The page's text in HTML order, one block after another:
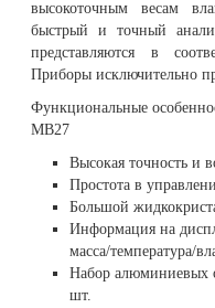
высокоточным весам
быстрый и точный
представляются в
Приборы исключительно
Функциональные
MB27
Высокая точность и
Простота в
Большой
Информация на
масса/температура/
Набор алюминиевых
шт.